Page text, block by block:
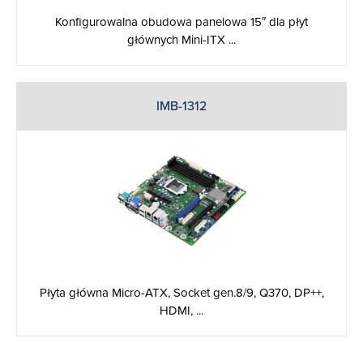
Konfigurowalna obudowa panelowa 15″ dla płyt
głównych Mini-ITX ...
IMB-1312
Płyta główna Micro-ATX, Socket gen.8/9, Q370, DP++,
HDMI, ...